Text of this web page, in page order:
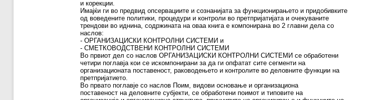
и корекции.
Имајќи ги во предвид опсервациите и сознанијата за функционирањето и придобивките
од воведените политики, процедури и контроли во претпријатијата и очекуваните
трендови во иднина, содржината на оваа книга е компонирана во 2 главни дела со
наслов:
- ОРГАНИЗАЦИСКИ КОНТРОЛНИ СИСТЕМИ и
- СМЕТКОВОДСТВЕНИ КОНТРОЛНИ СИСТЕМИ
Во првиот дел со наслов ОРГАНИЗАЦИСКИ КОНТРОЛНИ СИСТЕМИ се обработени
четири поглавја кои се искомпонирани за да ги опфатат сите сегменти на
организационата поставеност, раководењето и контролите во деловните функции на
претпријатието.
Во првато поглавје со наслов Поим, видови основање и организациона
поставеност на деловните субјекти, се обработени поимот и типовите на